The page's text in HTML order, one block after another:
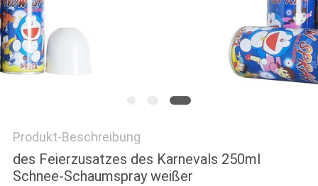
Produkt-Beschreibung
des Feierzusatzes des Karnevals 250ml
Schnee-Schaumspray weißer